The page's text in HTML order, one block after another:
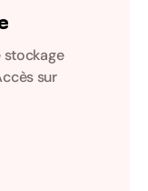
stockage
sur